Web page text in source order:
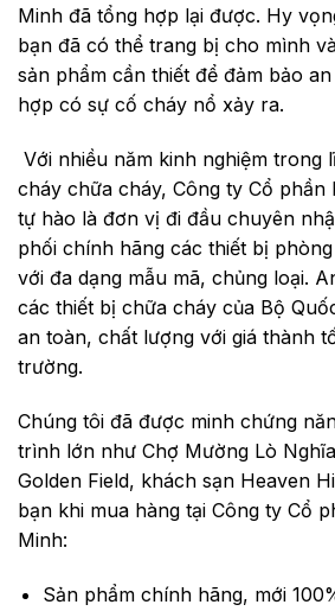
Minh đã tổng hợp lại được. Hy
bạn đã có thể trang bị cho mình
sản phẩm cần thiết để đảm bảo
hợp có sự cố cháy nổ xảy ra.
Với nhiều năm kinh nghiệm trong
cháy chữa cháy, Công ty Cổ phần
tự hào là đơn vị đi đầu chuyên
phối chính hãng các thiết bị
với đa dạng mẫu mã, chủng loại.
các thiết bị chữa cháy của Bộ
an toàn, chất lượng với giá thành
trường.
Chúng tôi đã được minh chứng
trình lớn như Chợ Mường Lò
Golden Field, khách sạn Heaven
bạn khi mua hàng tại Công ty Cổ
Minh:
Sản phẩm chính hãng, mới